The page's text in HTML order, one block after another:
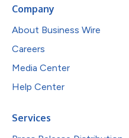
Company
About Business Wire
Careers
Media Center
Help Center
Services